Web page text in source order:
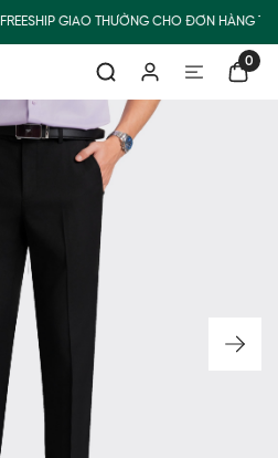
FREESHIP GIAO THƯỜNG CHO ĐƠN HÀNG
0